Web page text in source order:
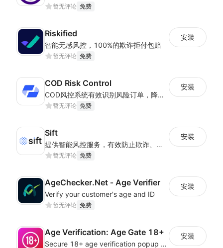
暂无评论 免费
Riskified
智能无感风控，100%的欺诈拒付包赔
暂无评论 免费
安装
COD Risk Control
COD风控系统有效识别风险订单，降低欺诈与物流风险，提升签订单收率
暂无评论 免费
安装
Sift
提供智能风控服务，有效防止欺诈、实现自动化决策，提高转化率
暂无评论 免费
安装
AgeChecker.Net ‑ Age Verifier
Verify your customer's age and ID
暂无评论 免费
安装
Age Verification: Age Gate 18+
Secure 18+ age verification popup compliance tool - age gate for your website
安装